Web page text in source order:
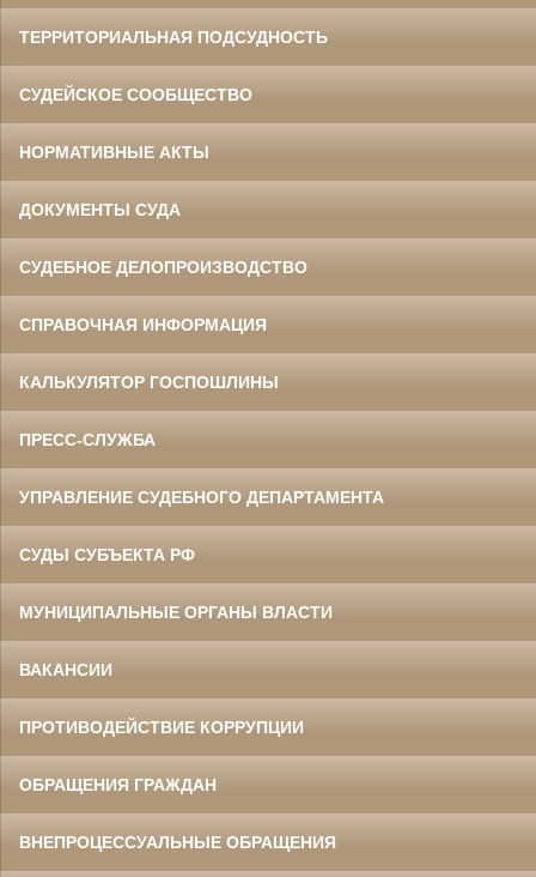
ТЕРРИТОРИАЛЬНАЯ ПОДСУДНОСТЬ
СУДЕЙСКОЕ СООБЩЕСТВО
НОРМАТИВНЫЕ АКТЫ
ДОКУМЕНТЫ СУДА
СУДЕБНОЕ ДЕЛОПРОИЗВОДСТВО
СПРАВОЧНАЯ ИНФОРМАЦИЯ
КАЛЬКУЛЯТОР ГОСПОШЛИНЫ
ПРЕСС-СЛУЖБА
УПРАВЛЕНИЕ СУДЕБНОГО ДЕПАРТАМЕНТА
СУДЫ СУБЪЕКТА РФ
МУНИЦИПАЛЬНЫЕ ОРГАНЫ ВЛАСТИ
ВАКАНСИИ
ПРОТИВОДЕЙСТВИЕ КОРРУПЦИИ
ОБРАЩЕНИЯ ГРАЖДАН
ВНЕПРОЦЕССУАЛЬНЫЕ ОБРАЩЕНИЯ